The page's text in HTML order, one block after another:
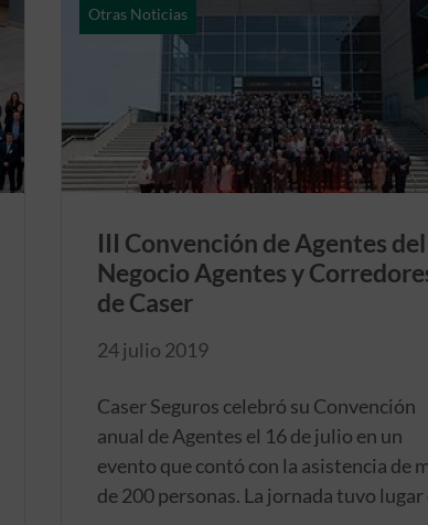
Otras Noticias
III Convención de Agentes del
Negocio Agentes y
de Caser
24 julio 2019
Caser Seguros celebró su Convención
anual de Agentes el 16 de julio en un
evento que contó con la asistencia de
de 200 personas. La jornada tuvo lugar